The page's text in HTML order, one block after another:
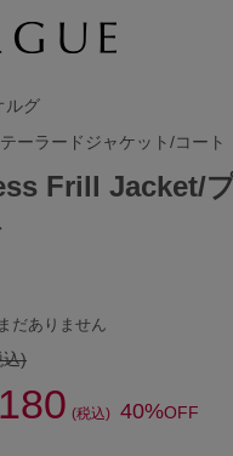
ルグ
テーラードジャケット/コート
Frill Jacket/
だありません
込)
(税込) 40%OFF